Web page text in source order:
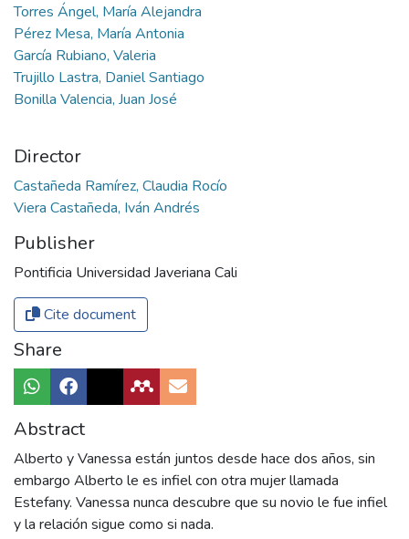
Torres Ángel, María Alejandra
Pérez Mesa, María Antonia
García Rubiano, Valeria
Trujillo Lastra, Daniel Santiago
Bonilla Valencia, Juan José
Director
Castañeda Ramírez, Claudia Rocío
Viera Castañeda, Iván Andrés
Publisher
Pontificia Universidad Javeriana Cali
Cite document
Share
Abstract
Alberto y Vanessa están juntos desde hace dos años, sin
embargo Alberto le es infiel con otra mujer llamada
Estefany. Vanessa nunca descubre que su novio le fue infiel
y la relación sigue como si nada.